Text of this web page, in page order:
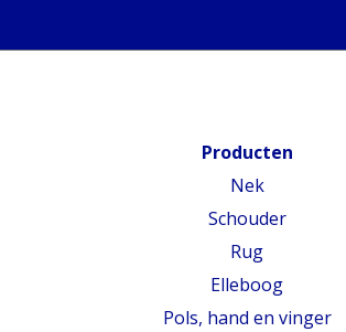
Producten
Nek
Schouder
Rug
Elleboog
Pols, hand en vinger